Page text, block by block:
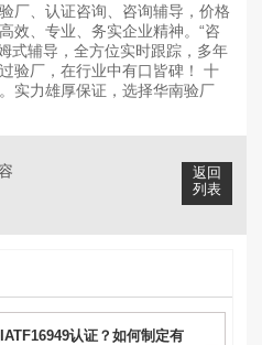
厂、认证咨询、咨询辅导，价格
效、专业、务实企业精神。“咨
式辅导，全方位实时跟踪，多年
验厂，在行业中有口皆碑！ 十
实力雄厚保证，选择华南验厂
返回
列表
认证？如何制定有